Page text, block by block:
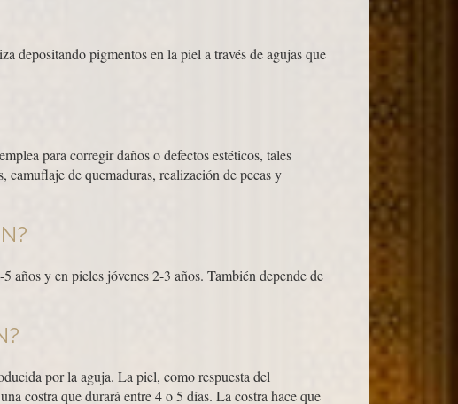
depositando pigmentos en la piel a través de agujas que
para corregir daños o defectos estéticos, tales
de quemaduras, realización de pecas y
años y en pieles jóvenes 2-3 años. También depende de
por la aguja. La piel, como respuesta del
costra que durará entre 4 o 5 días. La costra hace que